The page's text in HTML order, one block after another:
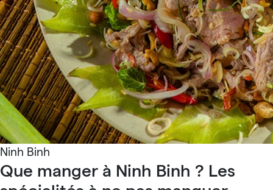
Ninh Binh
Que manger à Ninh Binh ? Les